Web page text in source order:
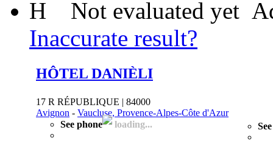
H Not evaluated yet
Inaccurate result?
HÔTEL DANIÈLI
17 R RÉPUBLIQUE | 84000
Avignon - Vaucluse, Provence-Alpes-Côte d'Azur
See phone
loading...